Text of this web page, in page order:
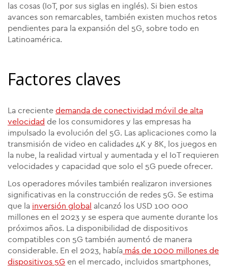
las cosas (IoT, por sus siglas en inglés). Si bien estos
avances son remarcables, también existen muchos retos
pendientes para la expansión del 5G, sobre todo en
Latinoamérica.
Factores claves
La creciente demanda de conectividad móvil de alta
velocidad de los consumidores y las empresas ha
impulsado la evolución del 5G. Las aplicaciones como la
transmisión de video en calidades 4K y 8K, los juegos en
la nube, la realidad virtual y aumentada y el IoT requieren
velocidades y capacidad que solo el 5G puede ofrecer.
Los operadores móviles también realizaron inversiones
significativas en la construcción de redes 5G. Se estima
que la inversión global alcanzó los USD 100 000
millones en el 2023 y se espera que aumente durante los
próximos años. La disponibilidad de dispositivos
compatibles con 5G también aumentó de manera
considerable. En el 2023, había más de 1000 millones de
dispositivos 5G en el mercado, incluidos smartphones,